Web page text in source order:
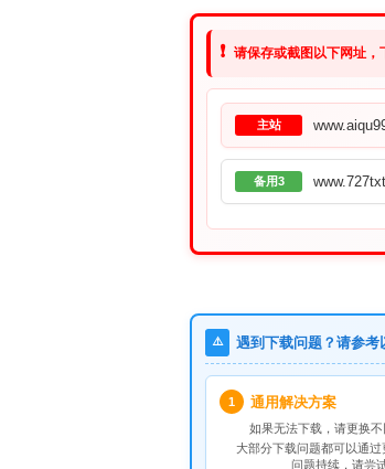
❗ 请保存或截图以下网址，
主站
备用3
⚠️ 遇到下载问题？请参考
1 通用解决方案
如果无法下载，请更换不
大部分下载问题都可以通
问题持续，请尝